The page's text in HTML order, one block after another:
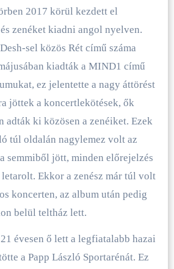
2017 körül kezdett el
zenéket kiadni angol nyelven.
sel közös Rét című száma
kiadták a MIND1 című
ez jelentette a nagy áttörést
jöttek a koncertlekötések, ők
adták ki közösen a zenéiket. Ezek
túl oldalán nagylemez volt az
semmiből jött, minden előrejelzés
Ekkor a zenész már túl volt
koncerten, az album után pedig
belül teltház lett.
évesen ő lett a legfiatalabb hazai
a Papp László Sportarénát. Ez